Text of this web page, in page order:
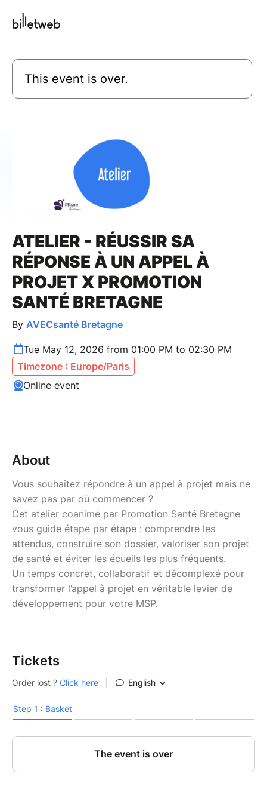
This event is over.
ATELIER - RÉUSSIR SA
RÉPONSE À UN APPEL À
PROJET X PROMOTION
SANTÉ BRETAGNE
By AVECsanté Bretagne
Tue May 12, 2026 from 01:00 PM to 02:30 PM
Timezone : Europe/Paris
Online event
About
Vous souhaitez répondre à un appel à projet mais ne
savez pas par où commencer ?
Cet atelier coanimé par Promotion Santé Bretagne
vous guide étape par étape : comprendre les
attendus, construire son dossier, valoriser son projet
de santé et éviter les écueils les plus fréquents.
Un temps concret, collaboratif et décomplexé pour
transformer l’appel à projet en véritable levier de
développement pour votre MSP.
Tickets